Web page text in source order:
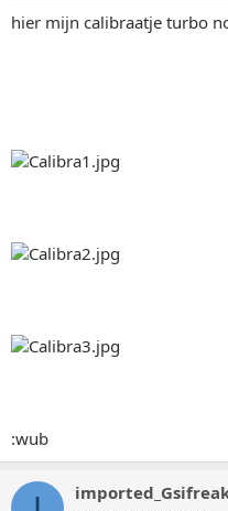
hier mijn calibraatje turbo
:wub